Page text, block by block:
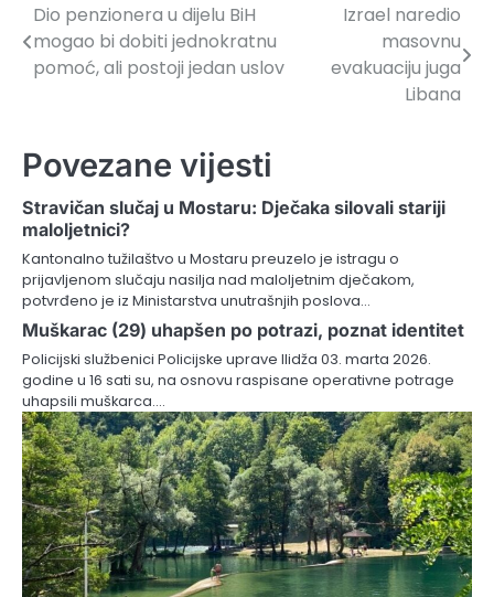
Navigacija
članaka
Dio penzionera u dijelu BiH
mogao bi dobiti jednokratnu
pomoć, ali postoji jedan uslov
Izrael naredio
masovnu
evakuaciju juga
Libana
Povezane vijesti
Stravičan slučaj u Mostaru: Dječaka silovali stariji
maloljetnici?
Kantonalno tužilaštvo u Mostaru preuzelo je istragu o
prijavljenom slučaju nasilja nad maloljetnim dječakom,
potvrđeno je iz Ministarstva unutrašnjih poslova…
Muškarac (29) uhapšen po potrazi, poznat identitet
Policijski službenici Policijske uprave Ilidža 03. marta 2026.
godine u 16 sati su, na osnovu raspisane operativne potrage
uhapsili muškarca.…